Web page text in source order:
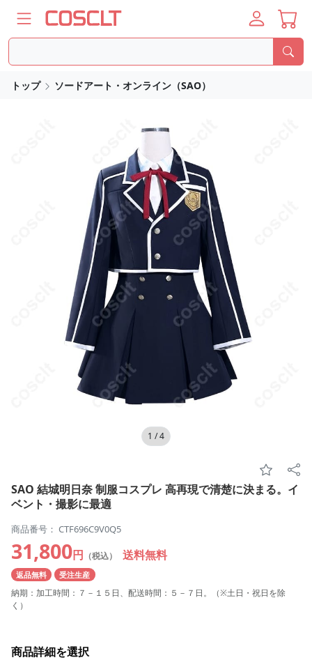
トップ ソードアート・オンライン（SAO）
1 /4
SAO 結城明日奈 制服コスプレ 高再現で清楚に決まる。イ
ベント・撮影に最適
商品番号： CTF696C9V0Q5
31,800円 （税込） 送料無料
返品無料 受注生産
納期：加工時間：７－１５日、配送時間：５－７日。（※土日・祝日を除
く）
商品詳細を選択